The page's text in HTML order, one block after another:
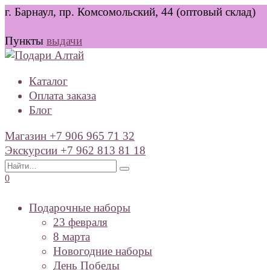
Перейти
содержанию
г. Барнаул, пр. Комсомольский, 44 (оптовый склад)
Пункты выдачи
Каталог
Оплата заказа
Блог
Магазин +7 906 965 71 32
Экскурсии +7 962 813 81 18
Search
for:
0
Подарочные наборы
23 февраля
8 марта
Новогодние наборы
День Победы